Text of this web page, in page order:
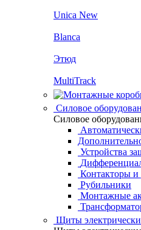
Unica New
Blanca
Этюд
MultiTrack
Силовое
Силовое
Устройства
Контакторы и
Рубильники
Монтажные
Щиты